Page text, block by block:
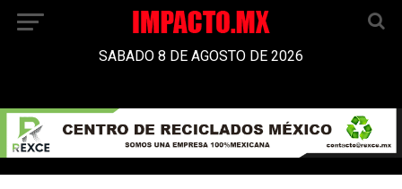
SABADO 8 DE AGOSTO DE 2026